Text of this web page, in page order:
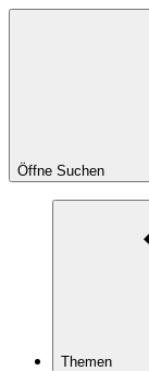
Öffne Suchen
Themen